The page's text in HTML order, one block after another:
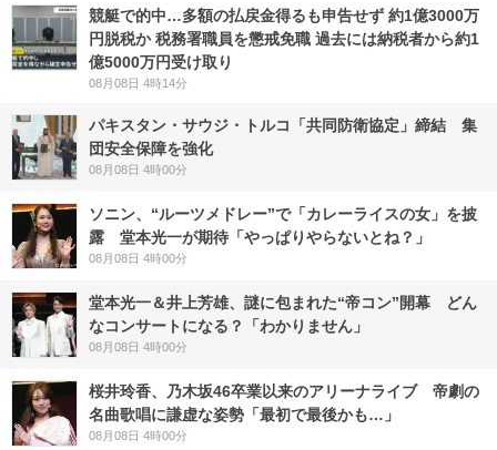
競艇で的中…多額の払戻金得るも申告せず 約1億3000万
円脱税か 税務署職員を懲戒免職 過去には納税者から約1
億5000万円受け取り
08月08日 4時14分
パキスタン・サウジ・トルコ「共同防衛協定」締結 集
団安全保障を強化
08月08日 4時00分
ソニン、“ルーツメドレー”で「カレーライスの女」を披
露 堂本光一が期待「やっぱりやらないとね？」
08月08日 4時00分
堂本光一＆井上芳雄、謎に包まれた“帝コン”開幕 どん
なコンサートになる？「わかりません」
08月08日 4時00分
桜井玲香、乃木坂46卒業以来のアリーナライブ 帝劇の
名曲歌唱に謙虚な姿勢「最初で最後かも…」
08月08日 4時00分